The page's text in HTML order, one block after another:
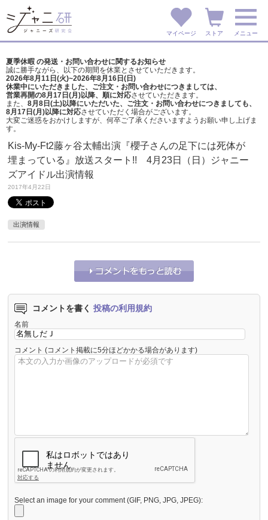
マイページ ストア メニュー
夏季休暇 の発送・お問い合わせに関するお知らせ
誠に勝手ながら、以下の期間を休業とさせていただきます。
2026年8月11日(火)~2026年8月16日(日)
休業中にいただきました、ご注文・お問い合わせにつきましては、
営業再開の8月17日(月)以降、順に対応させていただきます。
また、 8月8日(土)以降にいただいた、ご注文・ お問い合わせにつきましても、
8月17日(月)以降に対応させていただく場合がございます。
大変ご迷惑をおかけしますが、 何卒ご了承くださいますようお願い申し上げま
す。
Kis-My-Ft2藤ヶ谷太輔出演『櫻子さんの足下には死体が
埋まっている』放送スタート!! 4月23日（日）ジャニー
ズアイドル出演情報
2017年4月22日
出演情報
コメントを書く 投稿の利用規約
名前
コメント (コメント掲載に5分ほどかかる場合があります)
Select an image for your comment (GIF, PNG, JPG, JPEG):